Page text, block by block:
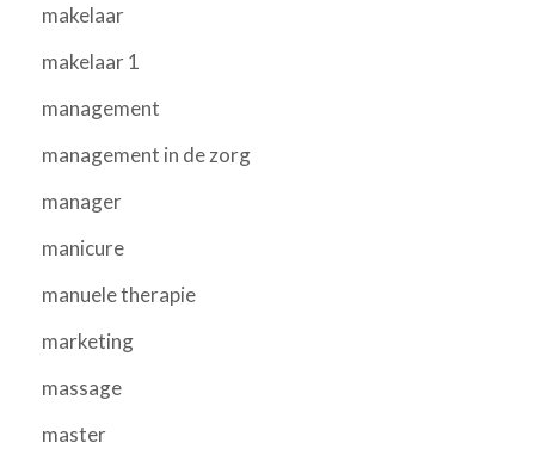
makelaar
makelaar 1
management
management in de zorg
manager
manicure
manuele therapie
marketing
massage
master